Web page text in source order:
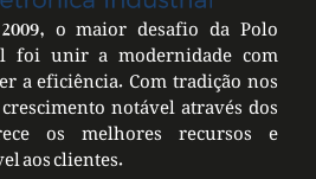
o maior desafio da Polo
foi unir a modernidade com
a eficiência. Com tradição nos
notável através dos
os melhores recursos e
aos clientes.